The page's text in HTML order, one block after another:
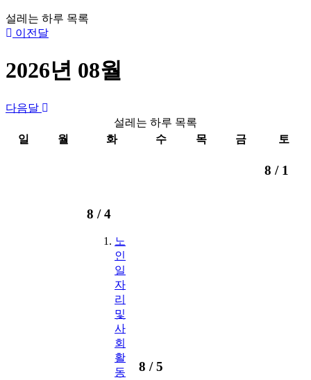
설레는 하루 목록
이전달
2026년 08월
다음달
설레는 하루 목록
일
월 화 수 목 금 토
8 / 1
8 /4
노
인
일
자
리
및
사
회
활
동
8 /5